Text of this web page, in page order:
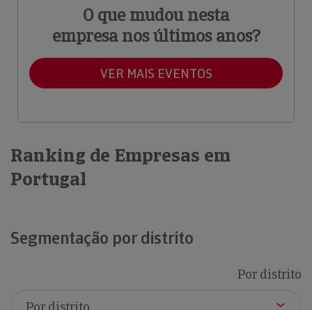
O que mudou nesta
empresa nos últimos anos?
VER MAIS EVENTOS
Ranking de Empresas em
Portugal
Segmentação por distrito
Por distrito